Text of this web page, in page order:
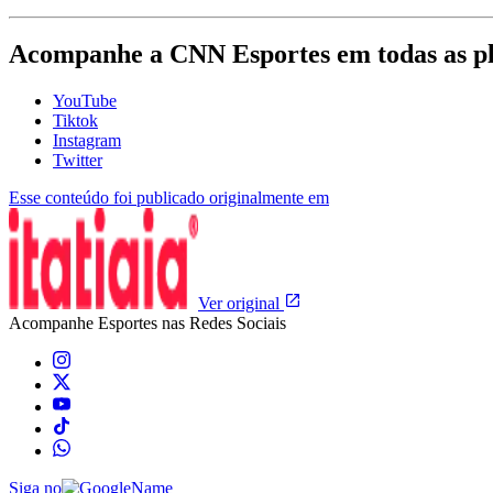
Acompanhe a CNN Esportes em todas as
YouTube
Tiktok
Instagram
Twitter
Esse conteúdo foi publicado originalmente em
Ver original
Acompanhe Esportes nas Redes Sociais
Siga no